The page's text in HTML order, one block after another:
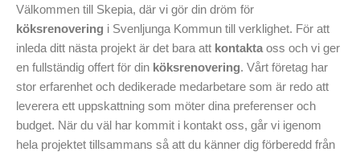
idag.
Välkommen till Skepia, där vi gör din dröm för
köksrenovering i Svenljunga Kommun till verklighet. För att
inleda ditt nästa projekt är det bara att kontakta oss och vi ger
en fullständig offert för din köksrenovering. Vårt företag har
stor erfarenhet och dedikerade medarbetare som är redo att
leverera ett uppskattning som möter dina preferenser och
budget. När du väl har kommit i kontakt oss, går vi igenom
hela projektet tillsammans så att du känner dig förberedd från